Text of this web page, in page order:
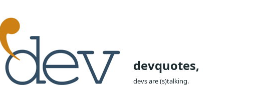
devquotes,
devs are (s)talking.